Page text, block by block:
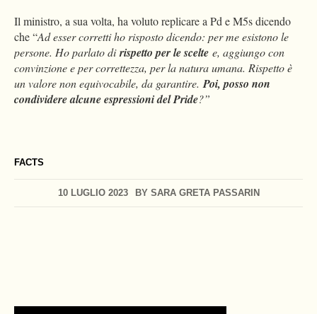
FACTS
10 LUGLIO 2023 BY SARA GRETA PASSARIN
Il ministro, a sua volta, ha voluto replicare a Pd e M5s dicendo
che “Ad esser corretti ho risposto dicendo: per me esistono le
persone. Ho parlato dirispetto per le scelte e, aggiungo con
convinzione e per correttezza, per la natura umana. Rispetto è
un valore non equivocabile, da garantire.Poi, posso non
condividere alcune espressioni del Pride?”